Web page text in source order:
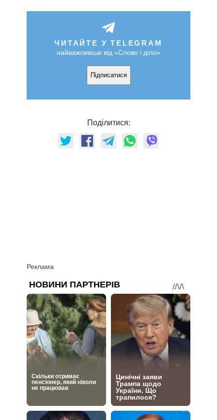
ЧИТАЙТЕ У TELEGRAM
найважливіше від «Слово і діло»
Підписатися
Поділитися: